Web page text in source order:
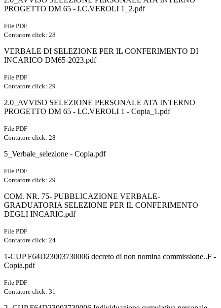
PROGETTO DM 65 - I.C.VEROLI 1_2.pdf
File PDF
Contatore click: 28
VERBALE DI SELEZIONE PER IL CONFERIMENTO DI
INCARICO DM65-2023.pdf
File PDF
Contatore click: 29
2.0_AVVISO SELEZIONE PERSONALE ATA INTERNO
PROGETTO DM 65 - I.C.VEROLI 1 - Copia_1.pdf
File PDF
Contatore click: 28
5_Verbale_selezione - Copia.pdf
File PDF
Contatore click: 29
COM. NR. 75- PUBBLICAZIONE VERBALE-
GRADUATORIA SELEZIONE PER IL CONFERIMENTO
DEGLI INCARIC.pdf
File PDF
Contatore click: 24
1-CUP F64D23003730006 decreto di non nomina commissione..F -
Copia.pdf
File PDF
Contatore click: 31